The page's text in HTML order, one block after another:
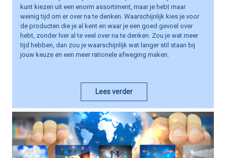
kunt kiezen uit een enorm assortiment, maar je hebt maar
weinig tijd om er over na te denken. Waarschijnlijk kies je voor
de producten die je al kent en waar je een goed gevoel over
hebt, zonder hier al te veel over na te denken. Zou je wat meer
tijd hebben, dan zou je waarschijnlijk wat langer stil staan bij
jouw keuze en een meer rationele afweging maken.
Lees verder